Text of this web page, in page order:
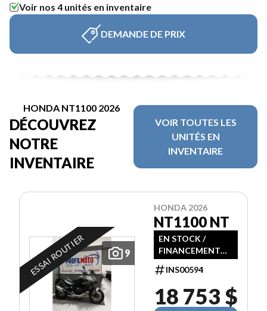
Voir nos 4 unités en inventaire
DEMANDE DE PRIX
HONDA NT1100 2026
DÉCOUVREZ
NOTRE
INVENTAIRE
VOIR TOUTES LES
UNITÉS EN
INVENTAIRE
9
ESSAI ROUTIER
HONDA 2026
NT1100 NT
EN STOCK /
FINANCEMENT
DISPONIBLE
INS00594
18 753 $